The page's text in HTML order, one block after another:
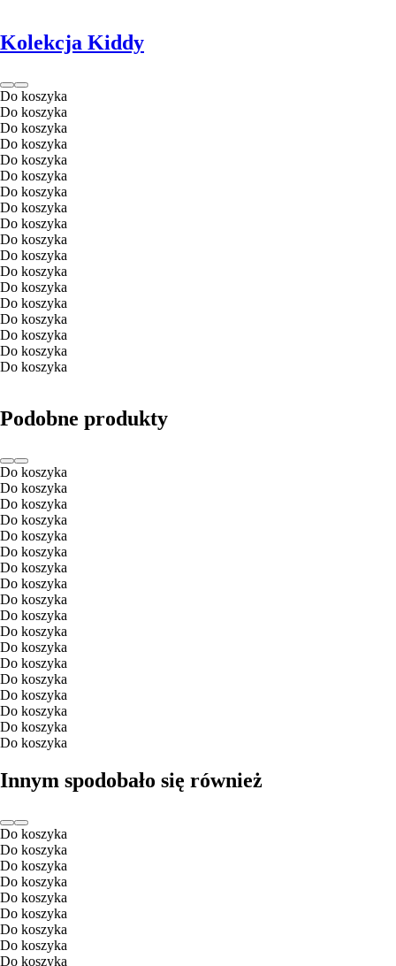
Kolekcja Kiddy
Do koszyka
Do koszyka
Do koszyka
Do koszyka
Do koszyka
Do koszyka
Do koszyka
Do koszyka
Do koszyka
Do koszyka
Do koszyka
Do koszyka
Do koszyka
Do koszyka
Do koszyka
Do koszyka
Do koszyka
Do koszyka
Podobne produkty
Do koszyka
Do koszyka
Do koszyka
Do koszyka
Do koszyka
Do koszyka
Do koszyka
Do koszyka
Do koszyka
Do koszyka
Do koszyka
Do koszyka
Do koszyka
Do koszyka
Do koszyka
Do koszyka
Do koszyka
Do koszyka
Innym spodobało się również
Do koszyka
Do koszyka
Do koszyka
Do koszyka
Do koszyka
Do koszyka
Do koszyka
Do koszyka
Do koszyka